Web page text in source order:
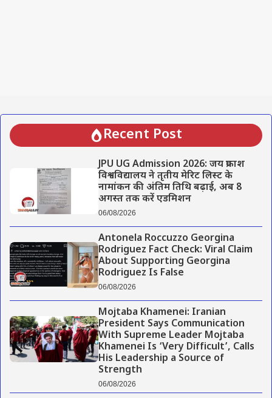
Recent Post
JPU UG Admission 2026: जय प्रकाश
विश्वविद्यालय ने तृतीय मेरिट लिस्ट के
नामांकन की अंतिम तिथि बढ़ाई, अब 8
अगस्त तक करें एडमिशन
06/08/2026
Antonela Roccuzzo Georgina
Rodriguez Fact Check: Viral Claim
About Supporting Georgina
Rodriguez Is False
06/08/2026
Mojtaba Khamenei: Iranian
President Says Communication
With Supreme Leader Mojtaba
Khamenei Is ‘Very Difficult’, Calls
His Leadership a Source of
Strength
06/08/2026